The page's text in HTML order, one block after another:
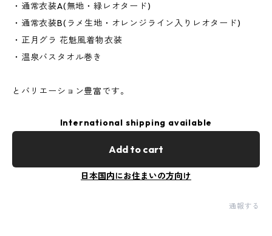
・通常衣装A(無地・緑レオタード)
・通常衣装B(ラメ生地・オレンジライン入りレオタード)
・正月グラ 花魁風着物衣装
・温泉バスタオル巻き
とバリエーション豊富です。
International shipping available
Add to cart
日本国内にお住まいの方向け
通報する